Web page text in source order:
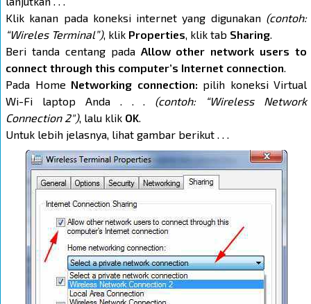
Klik kanan pada koneksi internet yang digunakan (contoh:
“Wireles Terminal”), klik Properties, klik tab Sharing.
Beri tanda centang pada Allow other network users to
connect through this computer’s Internet connection.
Pada Home Networking connection: pilih koneksi Virtual
Wi-Fi laptop Anda . . . (contoh: “Wireless Network
Connection 2″), lalu klik OK.
Untuk lebih jelasnya, lihat gambar berikut . . .